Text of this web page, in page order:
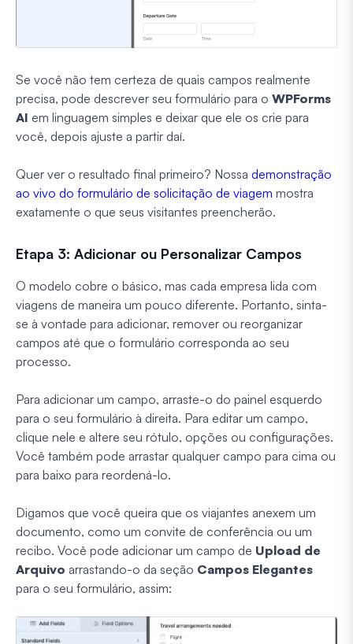
Se você não tem certeza de quais campos realmente
precisa, pode descrever seu formulário para o WPForms
AI em linguagem simples e deixar que ele os crie para
você, depois ajuste a partir daí.
Quer ver o resultado final primeiro? Nossa demonstração
ao vivo do formulário de solicitação de viagem mostra
exatamente o que seus visitantes preencherão.
Etapa 3: Adicionar ou Personalizar Campos
O modelo cobre o básico, mas cada empresa lida com
viagens de maneira um pouco diferente. Portanto, sinta-
se à vontade para adicionar, remover ou reorganizar
campos até que o formulário corresponda ao seu
processo.
Para adicionar um campo, arraste-o do painel esquerdo
para o seu formulário à direita. Para editar um campo,
clique nele e altere seu rótulo, opções ou configurações.
Você também pode arrastar qualquer campo para cima ou
para baixo para reordená-lo.
Digamos que você queira que os viajantes anexem um
documento, como um convite de conferência ou um
recibo. Você pode adicionar um campo de Upload de
Arquivo arrastando-o da seção Campos Elegantes
para o seu formulário, assim: